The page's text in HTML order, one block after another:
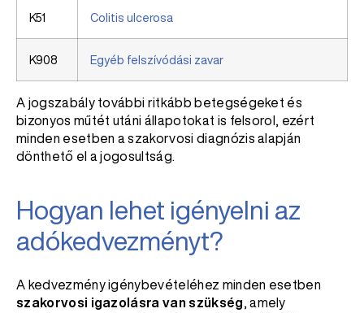
K51 Colitis ulcerosa
K908 Egyéb felszívódási zavar
A jogszabály további ritkább betegségeket és
bizonyos műtét utáni állapotokat is felsorol, ezért
minden esetben a szakorvosi diagnózis alapján
dönthető el a jogosultság.
Hogyan lehet igényelni az
adókedvezményt?
A kedvezmény igénybevételéhez minden esetben
szakorvosi igazolásra van szükség, amely